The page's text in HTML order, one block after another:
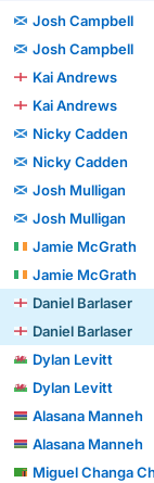
Josh Campbell
Josh Campbell
Kai Andrews
Kai Andrews
Nicky Cadden
Nicky Cadden
Josh Mulligan
Josh Mulligan
Jamie McGrath
Jamie McGrath
Daniel Barlaser
Daniel Barlaser
Dylan Levitt
Dylan Levitt
Alasana Manneh
Alasana Manneh
Miguel Changa